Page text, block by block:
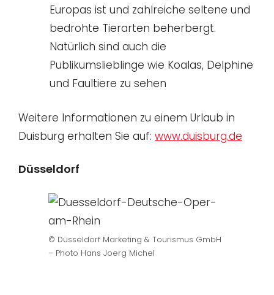
Europas ist und zahlreiche seltene und
bedrohte Tierarten beherbergt.
Natürlich sind auch die
Publikumslieblinge wie Koalas, Delphine
und Faultiere zu sehen
Weitere Informationen zu einem Urlaub in
Duisburg erhalten Sie auf: www.duisburg.de
Düsseldorf
© Düsseldorf Marketing & Tourismus GmbH
– Photo Hans Joerg Michel